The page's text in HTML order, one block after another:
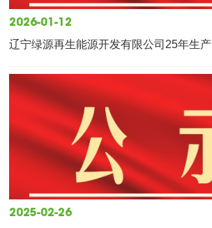
2026-01-12
辽宁绿源再生能源开发有限公司25年生
2025-02-26